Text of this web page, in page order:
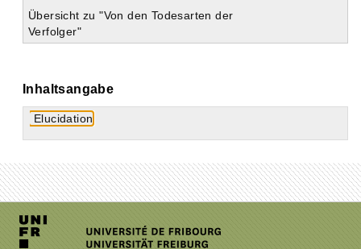
Übersicht zu "Von den Todesarten der
Verfolger"
Inhaltsangabe
Elucidation